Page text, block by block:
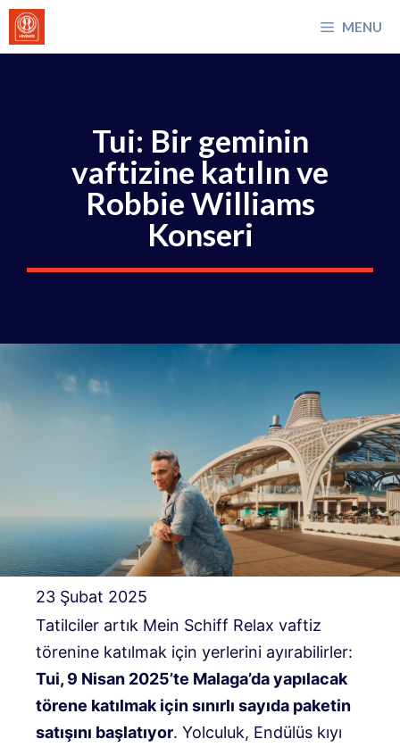
İçeriğe
atla
MENU
Tui: Bir geminin
vaftizine katılın ve
Robbie Williams
Konseri
23 Şubat 2025
Tatilciler artık Mein Schiff Relax vaftiz
törenine katılmak için yerlerini ayırabilirler:
Tui, 9 Nisan 2025’te Malaga’da yapılacak
törene katılmak için sınırlı sayıda paketin
satışını başlatıyor. Yolculuk, Endülüs kıyı